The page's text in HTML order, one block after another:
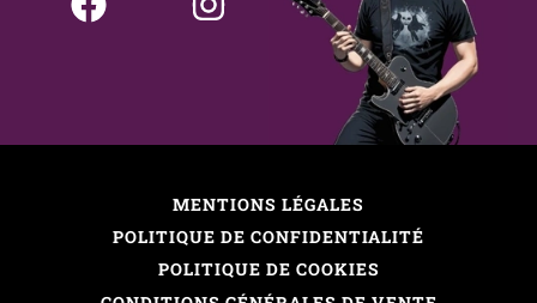
MENTIONS LÉGALES
POLITIQUE DE CONFIDENTIALITÉ
POLITIQUE DE COOKIES